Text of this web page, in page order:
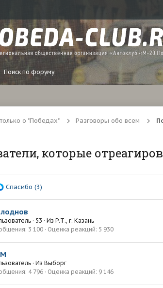
Поиск по форуму
о "Победах" Разговоры обо всем
которые
Спасибо (3)
· 53 · Из Р.Т., г. Казань
3 100 Оценка реакций 5 930
· Из Выборг
4 796 Оценка реакций 9 146